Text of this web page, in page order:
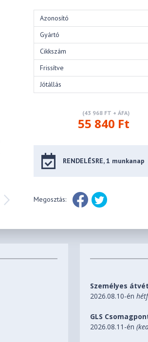
Azonosító
Gyártó
Cikkszám
Frissítve
Jótállás
(43 968 FT + ÁFA)
55 840 Ft
RENDELÉSRE, 1 munkanap
Megosztás:
Személyes
2026.08.10-én
GLS
2026.08.11-én